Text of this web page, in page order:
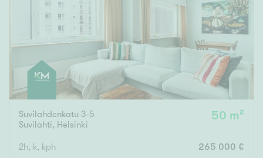
Suvilahdenkatu 3-5
Suvilahti, Helsinki
50 m²
2h, k, kph 265 000 €